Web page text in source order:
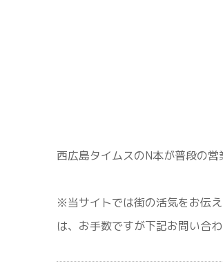
西広島タイムスのN本が普段の
※当サイトでは街の活気をお伝
は、お手数ですが下記お問い合